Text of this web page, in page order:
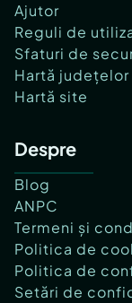
Ajutor
Reguli de
Sfaturi de
Hartă județelor
Hartă site
Despre
Blog
ANPC
Termeni și
Politica de
Politica de
Setări de